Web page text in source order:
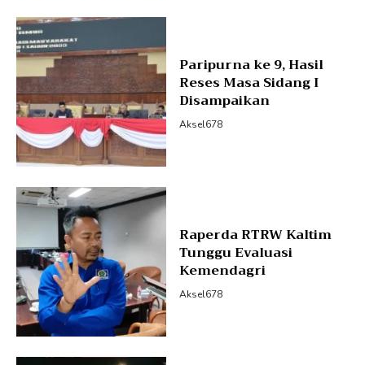
Paripurna ke 9, Hasil
Reses Masa Sidang I
Disampaikan
Aksel678
Raperda RTRW Kaltim
Tunggu Evaluasi
Kemendagri
Aksel678